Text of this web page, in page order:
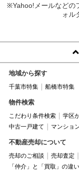
※Yahoo!メールなどの
ォル
地域から探す
千葉市特集 船橋市特集
物件検索
こだわり条件検索 学区
中古一戸建て
マンショ
不動産売却について
売却のご相談 売却査定
「仲介」と「買取」の違い